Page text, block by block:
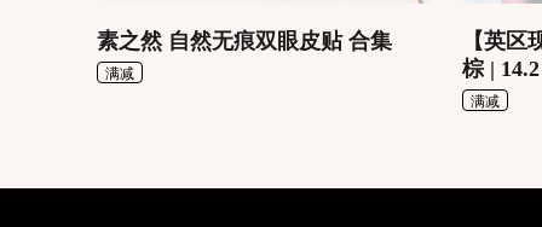
素之然 自然无痕双眼皮贴 合集
满减
【英区
棕 |
满减